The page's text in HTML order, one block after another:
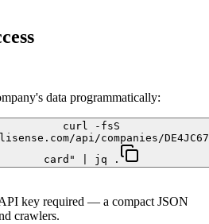
data programmatically:
curl -fsS
api/companies/
card" | jq .
key required — a compact JSON
crawlers.